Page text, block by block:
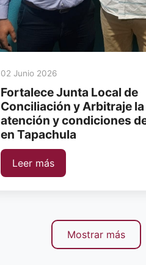
02 Junio 2026
Fortalece Junta Local de
Conciliación y Arbitraje la
atención y condiciones
en Tapachula
Leer más
Mostrar más